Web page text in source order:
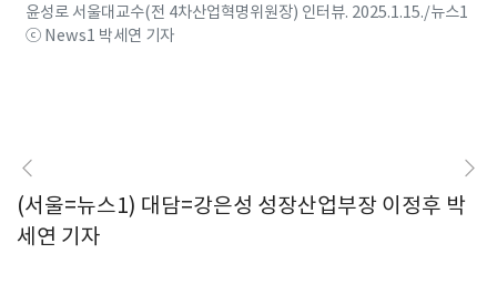
윤성로 서울대교수(전 4차산업혁명위원장) 인터뷰. 2025.1.15./뉴스1
ⓒ News1 박세연 기자
(서울=뉴스1) 대담=강은성 성장산업부장 이정후 박
세연 기자